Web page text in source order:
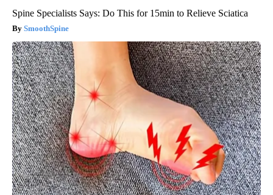
Spine Specialists Says: Do This for 15min to Relieve Sciatica
SmoothSpine